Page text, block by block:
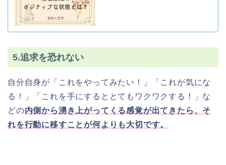
5.追求を恐れない
自分自身が「これをやってみたい！」「これが気にな
る！」「これを手にするととてもワクワクする！」な
どの内側から湧き上がってくる感覚が出てきたら、そ
れを行動に移すことが何よりも大切です。